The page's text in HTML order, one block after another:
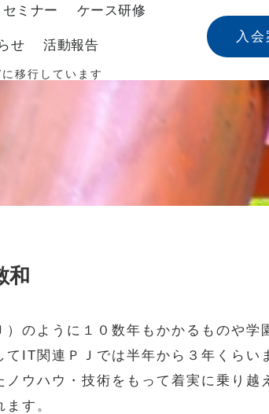
セミナー ケース研修
せ 活動報告
に移行しています
入会
和
のように１０数年もかかるものや学
IT関連ＰＪでは半年から３年くらい
ウハウ・技術をもって着実に乗り越
す。